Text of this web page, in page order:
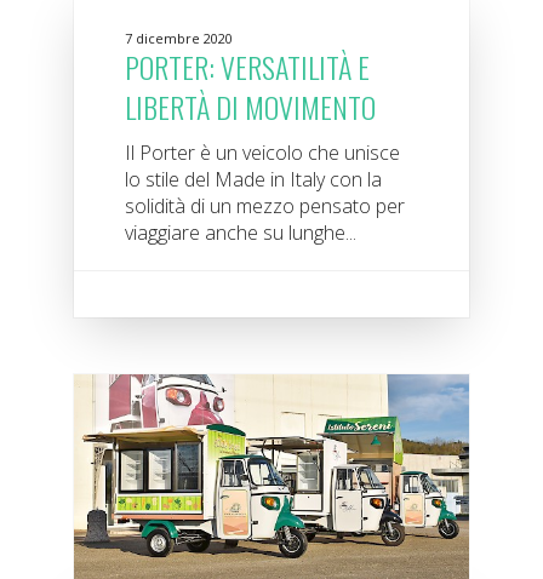
7 dicembre 2020
PORTER: VERSATILITÀ E
LIBERTÀ DI MOVIMENTO
Il Porter è un veicolo che unisce
lo stile del Made in Italy con la
solidità di un mezzo pensato per
viaggiare anche su lunghe...